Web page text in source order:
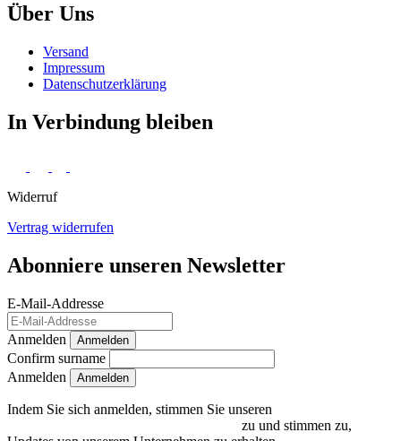
Über Uns
Versand
Impressum
Daten­schutz­erklärung
In Verbindung bleiben
Widerruf
Vertrag widerrufen
Abonniere unseren Newsletter
E-Mail-Addresse
Anmelden Anmelden
Confirm surname
Anmelden
Indem Sie sich anmelden, stimmen Sie unseren
zu und stimmen zu,